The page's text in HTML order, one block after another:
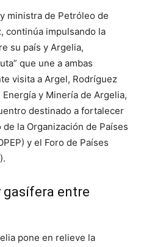
ministra de Petróleo de
continúa impulsando la
su país y Argelia,
que une a ambas
visita a Argel, Rodríguez
y Minería de Argelia,
destinado a fortalecer
la Organización de Países
y el Foro de Países
gasífera entre
pone en relieve la